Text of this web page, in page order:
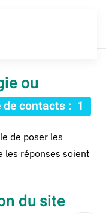
ou
de contacts : 1
de poser les
les réponses soient
du site